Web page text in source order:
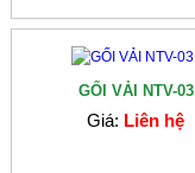
GỐI VẢI NTV-03
Giá: Liên hệ